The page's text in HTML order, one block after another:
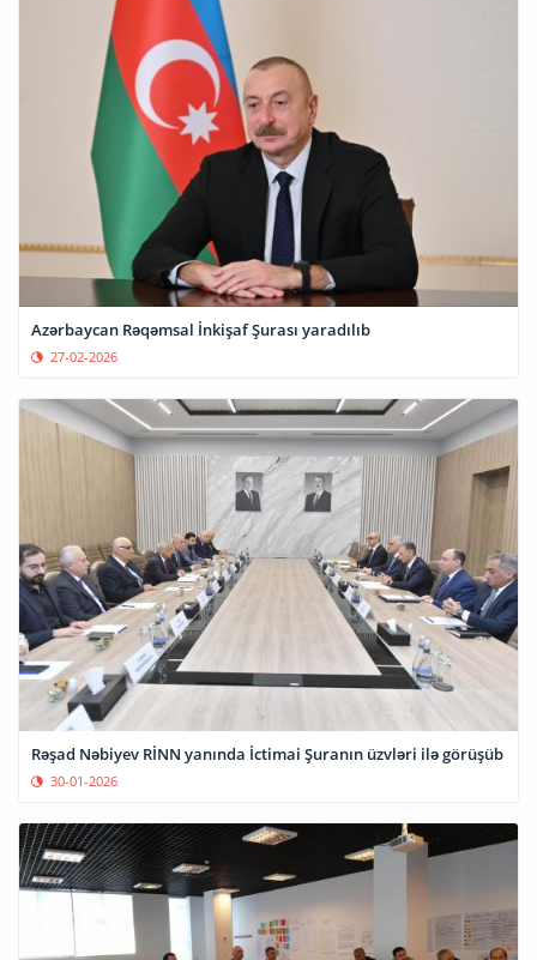
Azərbaycan Rəqəmsal İnkişaf Şurası yaradılıb
27-02-2026
Rəşad Nəbiyev RİNN yanında İctimai Şuranın üzvləri ilə görüşüb
30-01-2026